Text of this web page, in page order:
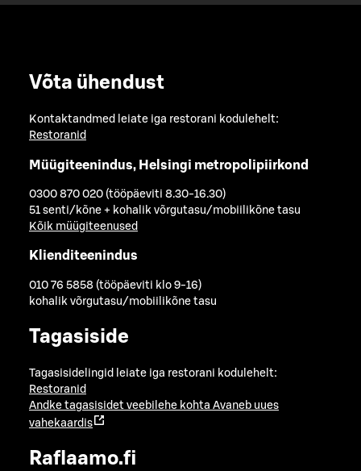
Võta ühendust
Kontaktandmed leiate iga restorani kodulehelt:
Restoranid
Müügiteenindus, Helsingi metropolipiirkond
0300 870 020 (tööpäeviti 8.30-16.30)
51 senti/kõne + kohalik võrgutasu/mobiilikõne tasu
Kõik müügiteenused
Klienditeenindus
010 76 5858 (tööpäeviti klo 9-16)
kohalik võrgutasu/mobiilikõne tasu
Tagasiside
Tagasisidelingid leiate iga restorani kodulehelt:
Restoranid
Andke tagasisidet veebilehe kohta Avaneb uues
vahekaardis
Raflaamo.fi